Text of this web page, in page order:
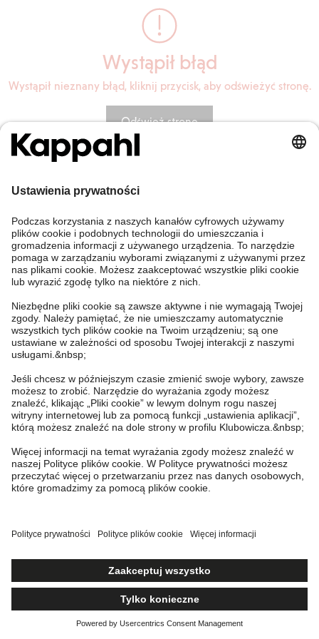
Wystąpił błąd
Wystąpił nieznany błąd, kliknij przycisk, aby odświeżyć stronę.
Odśwież stronę